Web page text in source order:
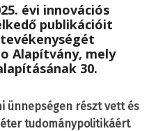
évi innovációs
publikációit
Alapítvány, mely
30.
ünnepségen részt vett és
tudománypolitikáért